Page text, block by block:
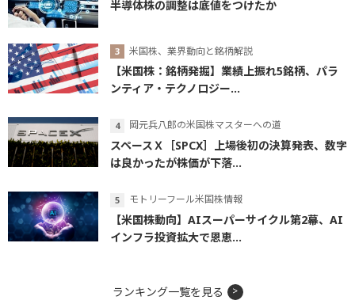
半導体株の調整は底値をつけたか
米国株、業界動向と銘柄解説
【米国株：銘柄発掘】業績上振れ5銘柄、パラ
ンティア・テクノロジー...
岡元兵八郎の米国株マスターへの道
スペースＸ［SPCX］上場後初の決算発表、数字
は良かったが株価が下落...
モトリーフール米国株情報
【米国株動向】AIスーパーサイクル第2幕、AI
インフラ投資拡大で恩恵...
ランキング一覧を見る